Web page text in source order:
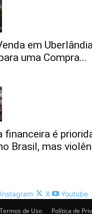
em
uma Compra...
financeira é
Brasil, mas
Instagram X
Youtube
Termos de Uso Política de